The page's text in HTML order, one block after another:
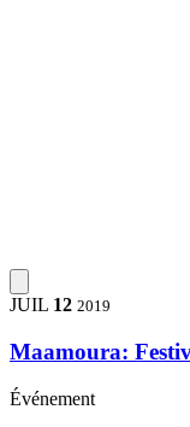
JUIL 12 2019
Maamoura:
Événement